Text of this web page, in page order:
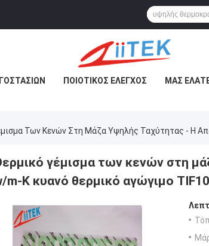
ΠΟΙΟΤΙΚΌΣ ΈΛΕΓΧΟΣ ΜΑΣ
Των Κενών Στη Μάζα Υψηλής Ταχύτητας - Η
γέμισμα των κενών στη
m-Κ κυανό θερμικό αγώγιμο